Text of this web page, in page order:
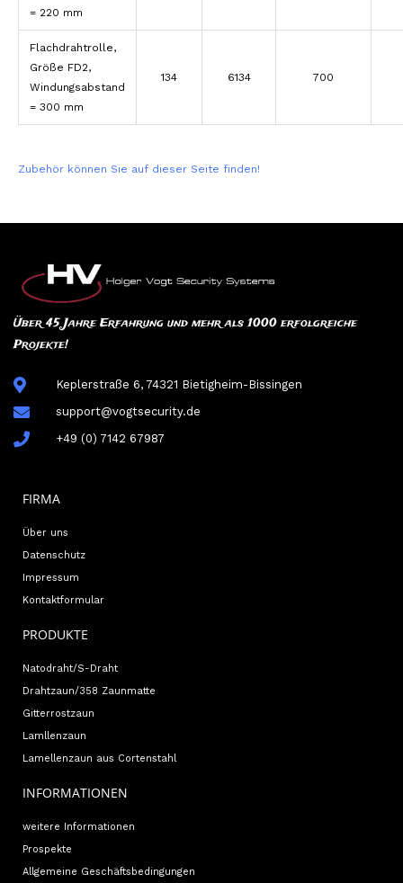
= 220 mm
Flachdrahtrolle,
Größe FD2,
Windungsabstand
= 300 mm
134 6134 700
Zubehör können Sie auf dieser Seite finden!
Über 45 Jahre Erfahrung und mehr als 1000 erfolgreiche
Projekte!
Keplerstraße 6, 74321 Bietigheim-Bissingen
support@vogtsecurity.de
+49 (0) 7142 67987
FIRMA
Über uns
Datenschutz
Impressum
Kontaktformular
PRODUKTE
Natodraht/S-Draht
Drahtzaun/358 Zaunmatte
Gitterrostzaun
Lamllenzaun
Lamellenzaun aus Cortenstahl
INFORMATIONEN
weitere Informationen
Prospekte
Allgemeine Geschäftsbedingungen